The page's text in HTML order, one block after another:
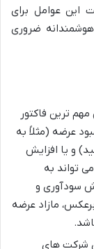
این عوامل برای
ضروری
ترین فاکتور
عرضه (مثلاً به
و یا افزایش
تواند به
سودآوری و
مازاد عرضه
شرکت های